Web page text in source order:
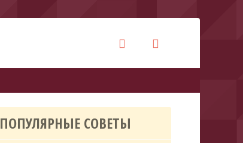
ПОПУЛЯРНЫЕ СОВЕТЫ